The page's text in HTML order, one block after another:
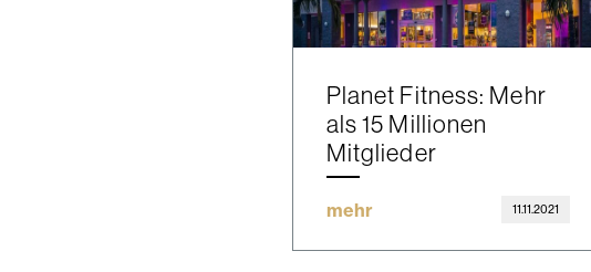
Planet Fitness: Mehr
als 15 Millionen
Mitglieder
mehr 11.11.2021